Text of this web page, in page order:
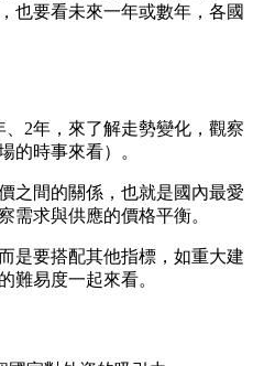
也要看未來一年或數年，各國
2年，來了解走勢變化，觀察
的時事來看）。
之間的關係，也就是國內最愛
需求與供應的價格平衡。
是要搭配其他指標，如重大建
難易度一起來看。